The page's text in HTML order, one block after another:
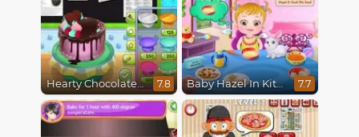
Hearty Chocolate Cake 7.8 Baby Hazel In Kitchen 7.7